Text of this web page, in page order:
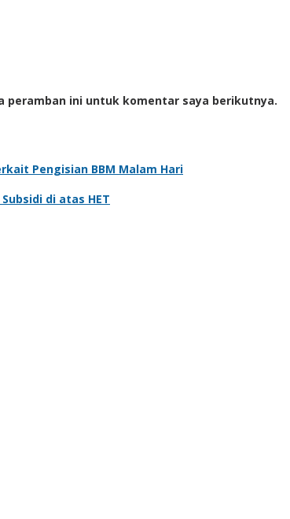
peramban ini untuk komentar saya berikutnya.
Pengisian BBM Malam Hari
di atas HET